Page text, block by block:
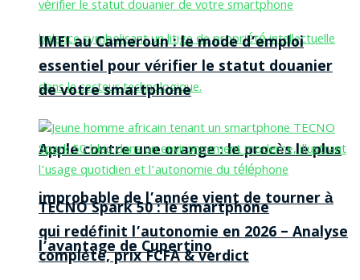
Apple contre une orange : le procès le plus
improbable de l’année vient de tourner à
l’avantage de Cupertino
IMEI au Cameroun : le mode d’emploi
essentiel pour vérifier le statut douanier
de votre smartphone
TECNO Spark 50 : le smartphone
qui redéfinit l’autonomie en 2026 – Analyse
complète, prix FCFA & verdict